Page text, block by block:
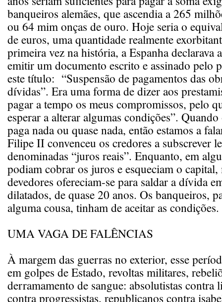
banqueiros alemães, que ascendia a 265
ou 64 mim onças de ouro. Hoje seria o
de euros, uma quantidade realmente
primeira vez na história, a Espanha declarava
emitir um documento escrito e assinado pelo
este título: “Suspensão de pagamentos das
dívidas”. Era uma forma de dizer aos
pagar a tempo os meus compromissos, pelo
esperar a alterar algumas condições”.
paga nada ou quase nada, então estamos a
Filipe II convenceu os credores a subscrever
denominadas “juros reais”. Enquanto, em
podiam cobrar os juros e esqueciam o
devedores ofereciam-se para saldar a dívida
dilatados, de quase 20 anos. Os banqueiros,
alguma cousa, tinham de aceitar as condições.
UMA VAGA DE FALÊNCIAS
À margem das guerras no exterior, esse
em golpes de Estado, revoltas militares,
derramamento de sangue: absolutistas contra
contra progressistas, republicanos contra